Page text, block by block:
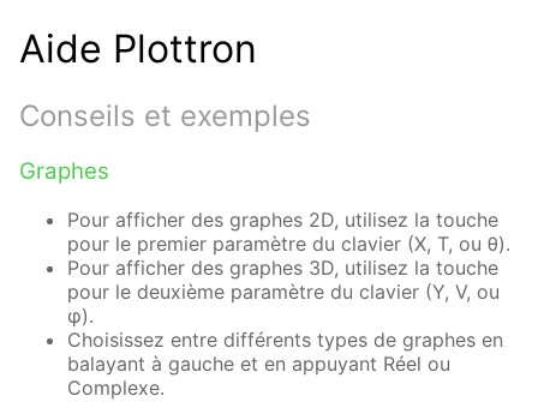
Aide Plottron
Conseils et exemples
Graphes
Pour afficher des graphes 2D, utilisez la touche
pour le premier paramètre du clavier (X, T, ou θ).
Pour afficher des graphes 3D, utilisez la touche
pour le deuxième paramètre du clavier (Y, V, ou
φ).
Choisissez entre différents types de graphes en
balayant à gauche et en appuyant Réel ou
Complexe.